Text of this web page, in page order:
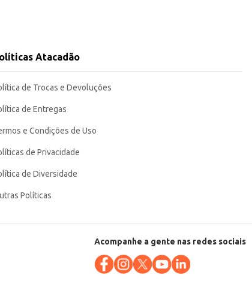
Sua porcionabilidade garante um
Atacadão
de Trocas e Devoluções
de Entregas
e Condições de Uso
de Privacidade
de Diversidade
Políticas
Acompanhe a gente nas redes sociais